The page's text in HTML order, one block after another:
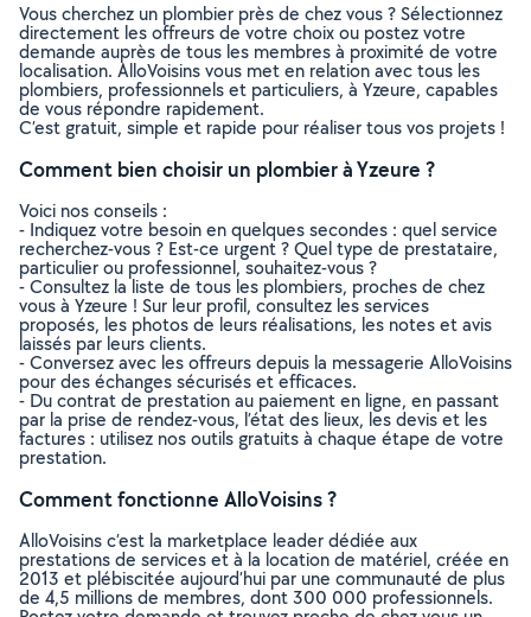
Vous cherchez un plombier près de chez vous ? Sélectionnez
directement les offreurs de votre choix ou postez votre
demande auprès de tous les membres à proximité de votre
localisation. AlloVoisins vous met en relation avec tous les
plombiers, professionnels et particuliers, à Yzeure, capables
de vous répondre rapidement.
C’est gratuit, simple et rapide pour réaliser tous vos projets !
Comment bien choisir un plombier à Yzeure ?
Voici nos conseils :
- Indiquez votre besoin en quelques secondes : quel service
recherchez-vous ? Est-ce urgent ? Quel type de prestataire,
particulier ou professionnel, souhaitez-vous ?
- Consultez la liste de tous les plombiers, proches de chez
vous à Yzeure ! Sur leur profil, consultez les services
proposés, les photos de leurs réalisations, les notes et avis
laissés par leurs clients.
- Conversez avec les offreurs depuis la messagerie AlloVoisins
pour des échanges sécurisés et efficaces.
- Du contrat de prestation au paiement en ligne, en passant
par la prise de rendez-vous, l’état des lieux, les devis et les
factures : utilisez nos outils gratuits à chaque étape de votre
prestation.
Comment fonctionne AlloVoisins ?
AlloVoisins c’est la marketplace leader dédiée aux
prestations de services et à la location de matériel, créée en
2013 et plébiscitée aujourd’hui par une communauté de plus
de 4,5 millions de membres, dont 300 000 professionnels.